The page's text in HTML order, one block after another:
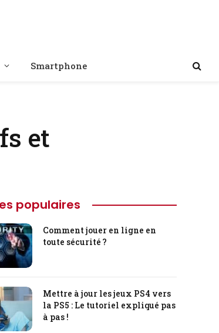
Smartphone
et
populaires
Comment jouer en ligne en
toute sécurité ?
Mettre à jour les jeux PS4 vers
la PS5 : Le tutoriel expliqué pas
à pas !